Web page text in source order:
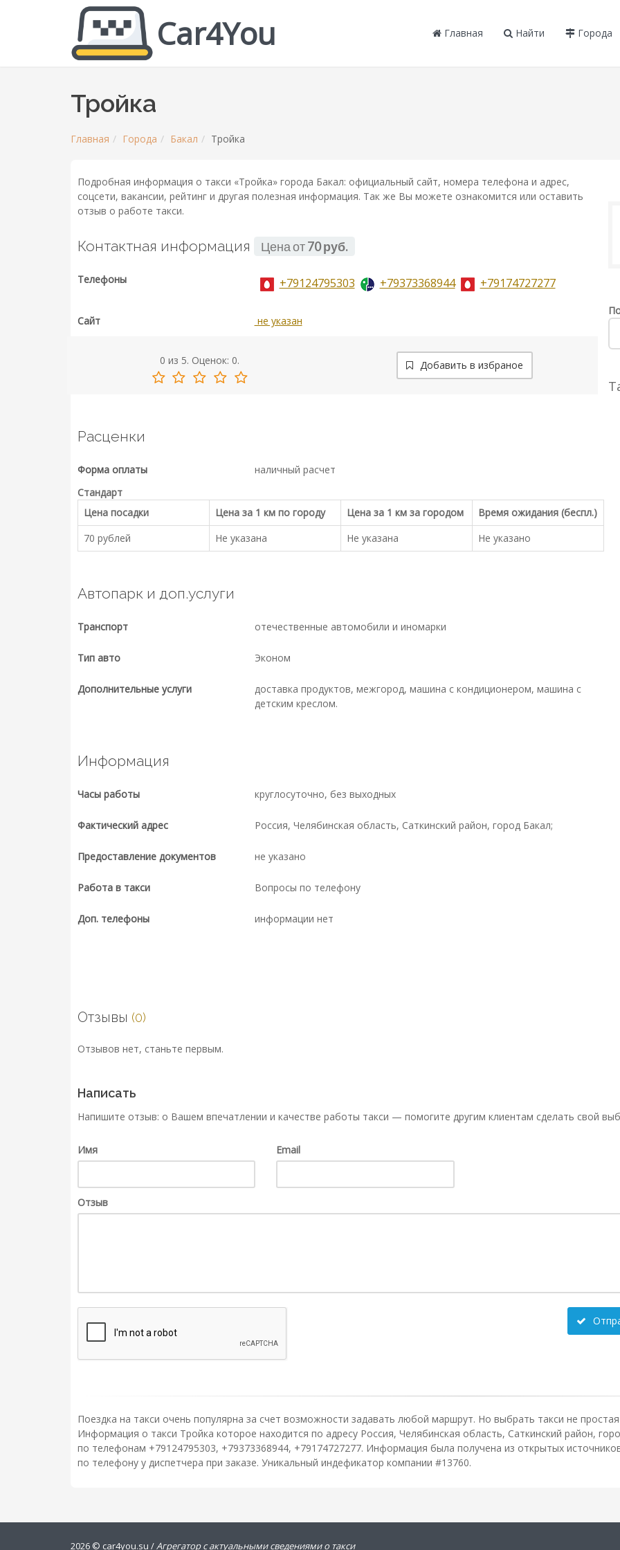
Car4You Главная Найти Города
Тройка
Главная Города Бакал Тройка
Подробная информация о такси «Тройка» города Бакал: официальный сайт, номера телефона и адрес,
соцсети, вакансии, рейтинг и другая полезная информация. Так же Вы можете ознакомится или оставить
отзыв о работе такси.
Контактная информация Цена от70 руб.
Телефоны +79124795303 +79373368944 +79174727277
Сайт не указан
0 из 5. Оценок: 0. Добавить в избраное
Расценки
Форма оплаты
наличный расчет
Стандарт
Цена посадки
Цена за 1 км по городу Цена за 1 км за городом
Время ожидания (беспл.)
70 рублей
Не указана Не указана Не указано
Автопарк и доп.услуги
Транспорт отечественные автомобили и иномарки
Тип авто Эконом
Дополнительные услуги
доставка продуктов, межгород, машина с кондиционером, машина с
детским креслом.
Информация
Часы работы круглосуточно, без выходных
Фактический адрес Россия, Челябинская область, Саткинский район, город Бакал;
Предоставление документов не указано
Работа в такси Вопросы по телефону
Доп. телефоны информации нет
Отзывы (0)
Отзывов нет, станьте первым.
Написать
Напишите отзыв: о Вашем впечатлении и качестве работы такси — помогите другим клиентам сделать свой
Имя Email
Отзыв
Поездка на такси очень популярна за счет возможности задавать любой маршрут. Но выбрать такси не
Информация о такси Тройка которое находится по адресу Россия, Челябинская область, Саткинский район,
по телефонам +79124795303, +79373368944, +79174727277. Информация была получена из открытых
по телефону у диспетчера при заказе. Уникальный индефикатор компании #13760.
2026 © car4you.su /Агрегатор с актуальными сведениями о такси